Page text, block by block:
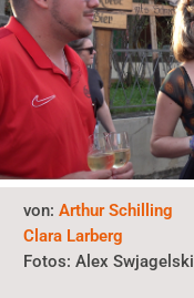
von:Arthur Schilling
Clara Larberg
Fotos:Alex Swjagelski